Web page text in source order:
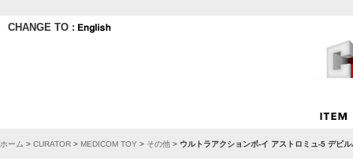
CHANGE TO :
ホーム > CURATOR > MEDICOM TOY > その他 > ウルトラアクションボ-イ アストロミュ-5 デビル